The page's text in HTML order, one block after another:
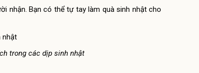
nhận. Bạn có thể tự tay làm quà sinh nhật cho
trong các dịp sinh nhật